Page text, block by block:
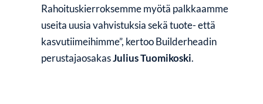
Rahoituskierroksemme myötä palkkaamme
useita uusia vahvistuksia sekä tuote- että
kasvutiimeihimme”, kertoo Builderheadin
perustajaosakasJulius Tuomikoski.